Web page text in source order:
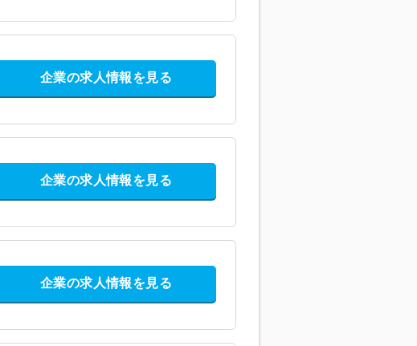
企業の求人情報を見る
企業の求人情報を見る
企業の求人情報を見る